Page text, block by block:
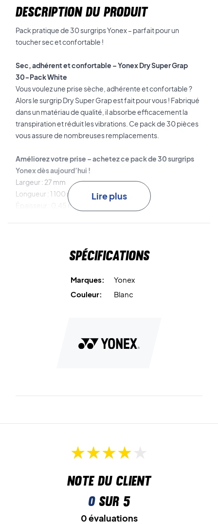
DESCRIPTION DU PRODUIT
Pack pratique de 30 surgrips Yonex – parfait pour un
toucher sec et confortable !
Sec, adhérent et confortable – Yonex Dry Super Grap
30-Pack White
Vous voulez une prise sèche, adhérente et confortable ?
Alors le surgrip Dry Super Grap est fait pour vous ! Fabriqué
dans un matériau de qualité, il absorbe efficacement la
transpiration et réduit les vibrations. Ce pack de 30 pièces
vous assure de nombreuses remplacements.
Améliorez votre prise – achetez ce pack de 30 surgrips
Yonex dès aujourd’hui !
Largeur : 27 mm
Longueur : 1 100 mm
Épaisseur : 0,45 mm
Lire plus
Spécifications
Marques:
Yonex
Couleur:
Blanc
Note du client
0sur 5
0 évaluations